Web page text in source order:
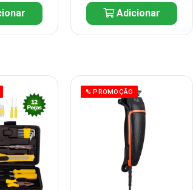
Adicionar
% PROMOÇÃO